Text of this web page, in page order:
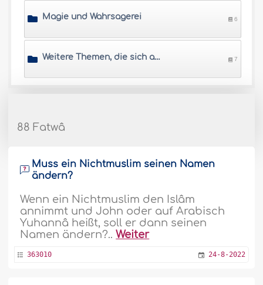
Magie und Wahrsagerei 6
Weitere Themen, die sich auf die 'Aqîda beziehen 7
88 Fatwâ
Muss ein Nichtmuslim seinen Namen
ändern?
Wenn ein Nichtmuslim den Islâm
annimmt und John oder auf Arabisch
Yuhannâ heißt, soll er dann seinen
Namen ändern?..Weiter
363010 24-8-2022